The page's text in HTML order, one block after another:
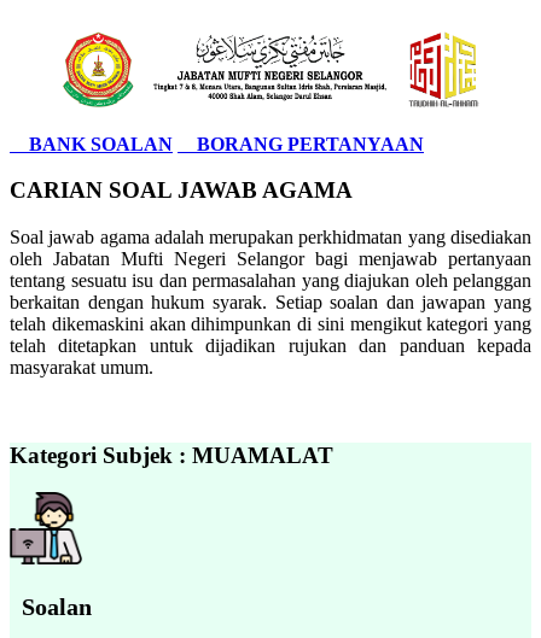
BANK SOALAN BORANG PERTANYAAN
CARIAN SOAL JAWAB AGAMA
Soal jawab agama adalah merupakan perkhidmatan yang disediakan
oleh Jabatan Mufti Negeri Selangor bagi menjawab pertanyaan
tentang sesuatu isu dan permasalahan yang diajukan oleh pelanggan
berkaitan dengan hukum syarak. Setiap soalan dan jawapan yang
telah dikemaskini akan dihimpunkan di sini mengikut kategori yang
telah ditetapkan untuk dijadikan rujukan dan panduan kepada
masyarakat umum.
Kategori Subjek : MUAMALAT
Soalan